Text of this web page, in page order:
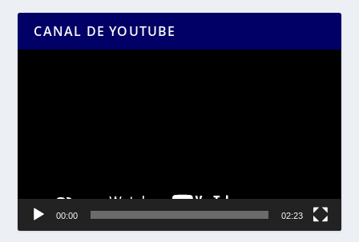
CANAL DE YOUTUBE
00:00 02:23